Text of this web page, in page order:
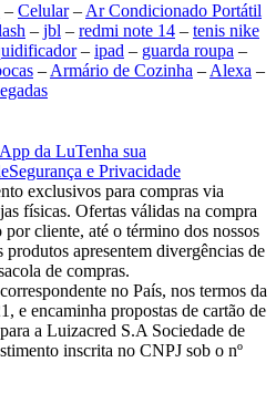
– Celular– Ar Condicionado Portátil
– jbl – redmi note 14 – tenis nike
– ipad – guarda roupa –
– Armário de Cozinha – Alexa –
da LuTenha sua
Segurança e Privacidade
exclusivos para compras via
físicas. Ofertas válidas na compra
por cliente, até o término dos nossos
produtos apresentem divergências de
de compras.
no País, nos termos da
e encaminha propostas de cartão de
a Luizacred S.A Sociedade de
inscrita no CNPJ sob o nº